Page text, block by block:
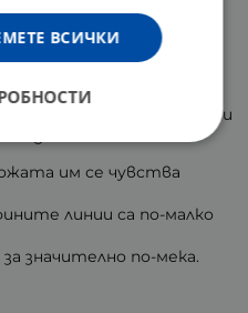
от жените!
продукта на шията и
дни:
им се чувства
линии са по-малко
значително по-мека.
ВСИЧКИ